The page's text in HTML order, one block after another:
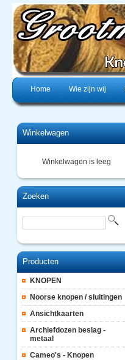
Home Wie zijn wij
Winkelwagen
Winkelwagen is leeg
Zoeken
Producten
KNOPEN
Noorse knopen / sluitingen
Ansichtkaarten
Archiefdozen beslag -
metaal
Cameo's - Knopen